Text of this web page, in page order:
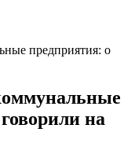
предприятия: о
на